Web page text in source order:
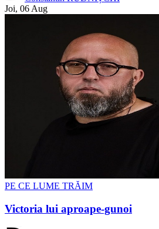
Joi, 06 Aug
PE CE LUME TRĂIM
Victoria lui aproape-gunoi